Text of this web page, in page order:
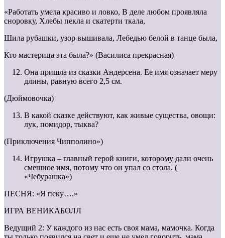
«Работать умела красиво и ловко, В деле любом проявляла
сноровку, Хлебы пекла и скатерти ткала,
Шила рубашки, узор вышивала, Лебедью белой в танце была,
Кто мастерица эта была?» (Василиса прекрасная)
Она пришла из сказки Андерсена. Ее имя означает меру
длины, равную всего 2,5 см.
(Дюймовочка)
В какой сказке действуют, как живые существа, овощи:
лук, помидор, тыква?
(Приключения Чипполино»)
Игрушка – главный герой книги, которому дали очень
смешное имя, потому что он упал со стола. (
«Чебурашка»)
ПЕСНЯ: «Я пеку….»
ИГРА ВЕНИКАБОЛЛ
Ведущий 2: У каждого из нас есть своя мама, мамочка. Когда